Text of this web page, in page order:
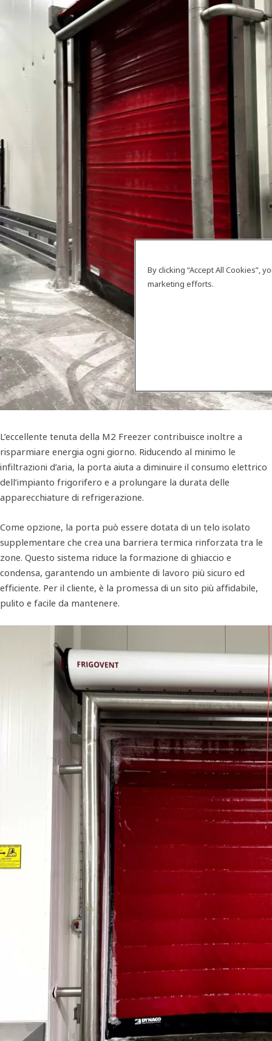
L’eccellente tenuta della M2 Freezer contribuisce inoltre a
risparmiare energia ogni giorno. Riducendo al minimo le
infiltrazioni d’aria, la porta aiuta a diminuire il consumo elettrico
dell’impianto frigorifero e a prolungare la durata delle
apparecchiature di refrigerazione.
Come opzione, la porta può essere dotata di un telo isolato
supplementare che crea una barriera termica rinforzata tra le
zone. Questo sistema riduce la formazione di ghiaccio e
condensa, garantendo un ambiente di lavoro più sicuro ed
efficiente. Per il cliente, è la promessa di un sito più affidabile,
pulito e facile da mantenere.
By clicking “Accept All Cookies”,
marketing efforts.